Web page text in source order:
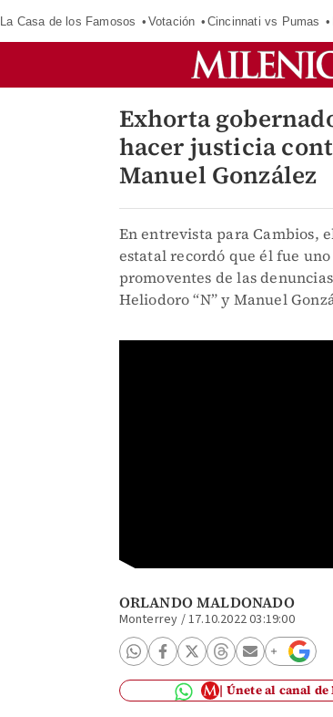
La Casa de los Famosos Votación Cincinnati vs Pumas
Exhorta
hacer justicia
Manuel González
En entrevista para Cambios,
estatal recordó que él fue
promoventes de las
Heliodoro “N” y Manuel
ORLANDO MALDONADO
Monterrey /17.10.2022 03:19:00
Únete al canal